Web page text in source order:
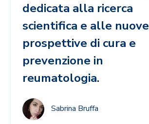
dedicata alla ricerca
scientifica e alle nuove
prospettive di cura e
prevenzione in
reumatologia.
Sabrina Bruffa